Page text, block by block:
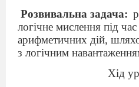
Розвивальна задача:
логічне мислення під час
арифметичних дій,
з логічним
Хід